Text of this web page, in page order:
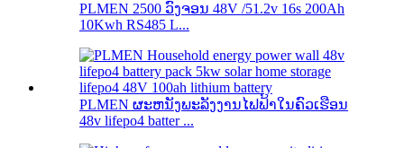
PLMEN 2500 ວົງຈອນ 48V /51.2v 16s 200Ah
10Kwh RS485 L...
PLMEN ຜະຫນັງພະລັງງານໄຟຟ້າໃນຄົວເຮືອນ
48v lifepo4 batter ...